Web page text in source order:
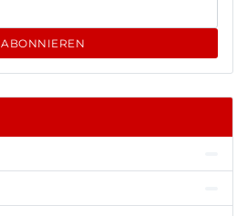
ABONNIEREN